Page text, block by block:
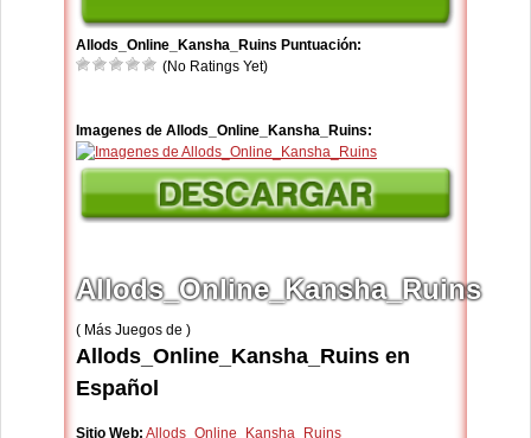
Allods_Online_Kansha_Ruins Puntuación:
(No Ratings Yet)
Imagenes de Allods_Online_Kansha_Ruins:
Allods_Online_Kansha_Ruins
( Más Juegos de )
Allods_Online_Kansha_Ruins en
Español
Sitio Web: Allods_Online_Kansha_Ruins